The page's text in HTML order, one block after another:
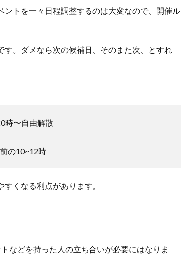
トを一々日程調整するのは大変なので、開催ル
。ダメなら次の候補日、そのまた次、とすれ
時〜自由解散
の10~12時
くなる利点があります。
などを持った人の立ち合いが必要にはなりま